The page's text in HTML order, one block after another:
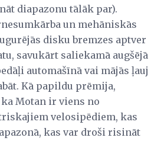
diapazonu tālāk par).
un mehāniskās
disku bremzes aptver
savukārt saliekamā augšējā
automašīnā vai mājās ļauj
Kā papildu prēmija,
Motan ir viens no
velosipēdiem, kas
kas var droši risināt